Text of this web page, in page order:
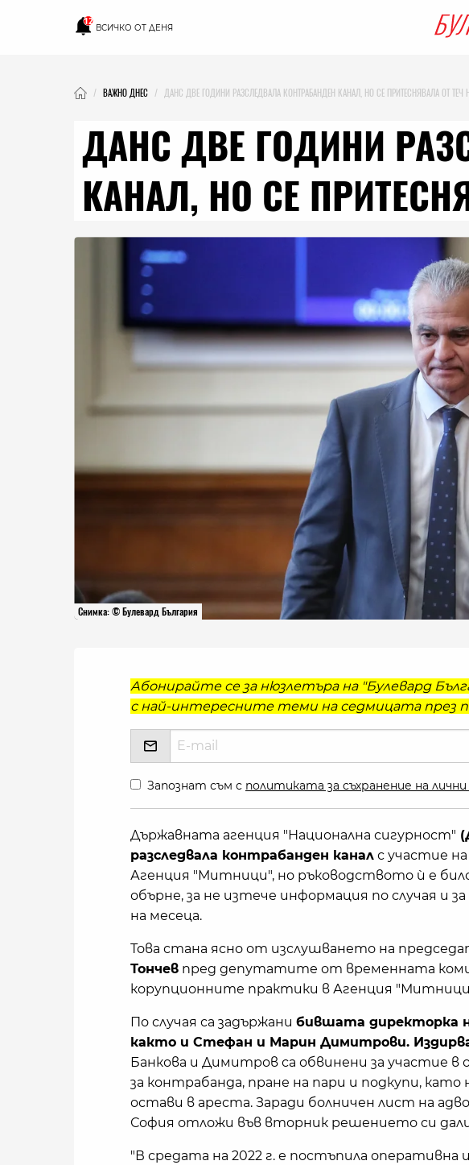
12
ВСИЧКО ОТ ДЕНЯ
ВАЖНО ДНЕС ДАНС ДВЕ ГОДИНИ РАЗСЛЕДВАЛА КОНТРАБАНДЕН КАНАЛ, НО СЕ ПРИТЕСНЯВАЛА ОТ
ДАНС ДВЕ ГОДИНИ
КАНАЛ, НО СЕ
Снимка: © Булевард България
Абонирайте се за нюзлетъра на "Булевард
с най-интересните теми на седмицата през
Запознат съм с политиката за съхранение на
Държавната агенция "Национална сигурност"
разследвала контрабанден канал с участие
Агенция "Митници", но ръководството ѝ е
обърне, за не изтече информация по случая и
на месеца.
Това стана ясно от изслушването на
Тончев пред депутатите от временната
корупционните практики в Агенция
По случая са задържани бившата директорка
както и Стефан и Марин Димитрови.
Банкова и Димитров са обвинени за участие в
за контрабанда, пране на пари и подкупи,
остави в ареста. Заради болничен лист на
София отложи във вторник решението си
"В средата на 2022 г. е постъпила оперативна